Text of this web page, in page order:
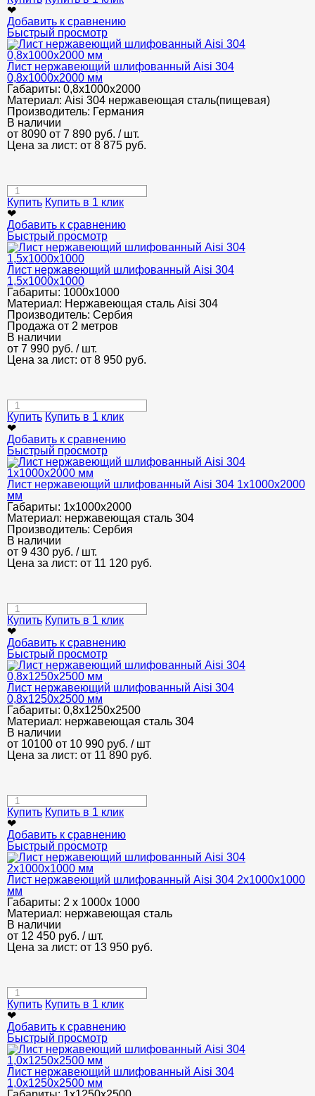
❤
Добавить к сравнению
Быстрый просмотр
Лист нержавеющий шлифованный Aisi 304
0,8х1000х2000 мм
Габариты: 0,8х1000х2000
Материал: Aisi 304 нержавеющая сталь(пищевая)
Производитель: Германия
В наличии
от 8090 от 7 890 руб. / шт.
Цена за лист: от 8 875 руб.
Купить Купить в 1 клик
❤
Добавить к сравнению
Быстрый просмотр
Лист нержавеющий шлифованный Аisi 304
1,5х1000х1000
Габариты: 1000х1000
Материал: Нержавеющая сталь Aisi 304
Производитель: Сербия
Продажа от 2 метров
В наличии
от 7 990 руб. / шт.
Цена за лист: от 8 950 руб.
Купить Купить в 1 клик
❤
Добавить к сравнению
Быстрый просмотр
Лист нержавеющий шлифованный Aisi 304 1х1000х2000
мм
Габариты: 1х1000х2000
Материал: нержавеющая сталь 304
Производитель: Сербия
В наличии
от 9 430 руб. / шт.
Цена за лист: от 11 120 руб.
Купить Купить в 1 клик
❤
Добавить к сравнению
Быстрый просмотр
Лист нержавеющий шлифованный Aisi 304
0,8х1250х2500 мм
Габариты: 0,8х1250х2500
Материал: нержавеющая сталь 304
В наличии
от 10100 от 10 990 руб. / шт
Цена за лист: от 11 890 руб.
Купить Купить в 1 клик
❤
Добавить к сравнению
Быстрый просмотр
Лист нержавеющий шлифованный Aisi 304 2х1000х1000
мм
Габариты: 2 х 1000х 1000
Материал: нержавеющая сталь
В наличии
от 12 450 руб. / шт.
Цена за лист: от 13 950 руб.
Купить Купить в 1 клик
❤
Добавить к сравнению
Быстрый просмотр
Лист нержавеющий шлифованный Aisi 304
1,0х1250х2500 мм